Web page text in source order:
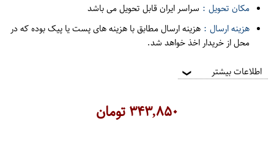
مکان تحویل : سراسر ایران قابل تحویل می باشد
هزینه ارسال : هزینه ارسال مطابق با هزینه های پست یا پیک بوده که در
محل از خریدار اخذ خواهد شد.
اطلاعات بیشتر ❯
۳۴۳,۸۵۰تومان